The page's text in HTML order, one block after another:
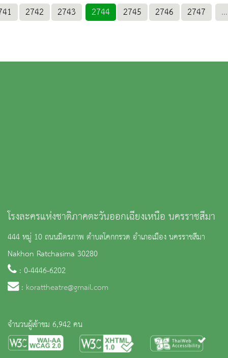
2742 2743 2744 2745 2746 2747 ...
โรงละครแห่งชาติภาคตะวันออกเฉียงเหนือ นครราชสีมา
444 หมู่ 10 ถนนมิตรภาพ ตำบลโคกกรวด อำเภอเมือง นครราชสีมา
Nakhon Ratchasima 30280
: 0-4446-6202
: korattheatre@gmail.com
จำนวนผู้เข้าชม 6,942 คน